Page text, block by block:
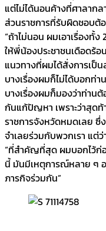
แต่ไม่ได้นอนค้างที่ศาลาก
ส่วนราชการที่รับผิดชอบต้
“ถ้าไม่นอน ผมเอาเรื่องทั้
ให้พี่น้องประชาชนเดือดร้
แนวทางที่ผมได้สั่งการเป็
บางเรื่องผมก็ไม่ได้บอกท่า
บางเรื่องผมก็มองว่าท่าน
กันแก้ปัญหา เพราะว่าสุด
ราชการจังหวัดหมดเลย ซึ่
จำเลยร่วมกับพวกเรา แต่
“ที่สำคัญที่สุด ผมบอกไว้ก่อ
นี้ มันมีเหตุการณ์หลาย ๆ อ
ภารกิจร่วมกัน”